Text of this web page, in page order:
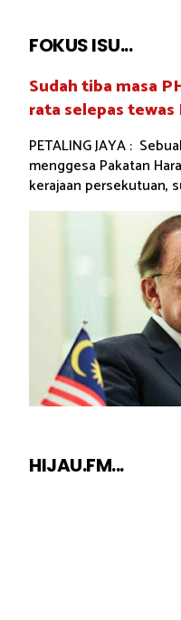
FOKUS ISU...
Sudah tiba masa
rata selepas tewas
PETALING JAYA :
menggesa Pakatan
kerajaan persekutuan,
HIJAU.FM...